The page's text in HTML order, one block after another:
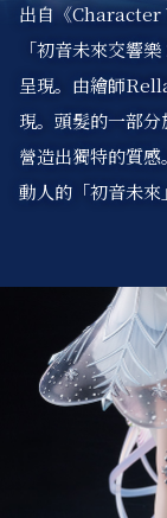
出自《Character
「初音未來交響
呈現。 由繪師
現。 頭髮的一部分
營造出獨特的質感。
動人的「初音未來